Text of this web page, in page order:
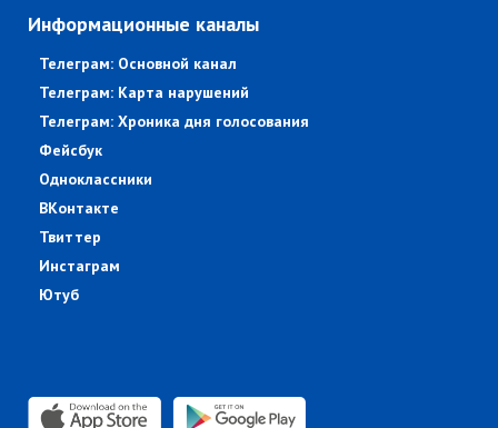
Информационные каналы
Телеграм: Основной канал
Телеграм: Карта нарушений
Телеграм: Хроника дня голосования
Фейсбук
Одноклассники
ВКонтакте
Твиттер
Инстаграм
Ютуб